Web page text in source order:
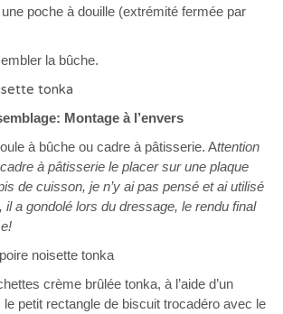
poche à douille (extrémité fermée par
la bûche.
Montage à l’envers
à bûche ou cadre à pâtisserie. Attention
à pâtisserie le placer sur une plaque
de cuisson, je n’y ai pas pensé et ai utilisé
il a gondolé lors du dressage, le rendu final
crème brûlée tonka, à l’aide d’un
le petit rectangle de biscuit trocadéro avec le